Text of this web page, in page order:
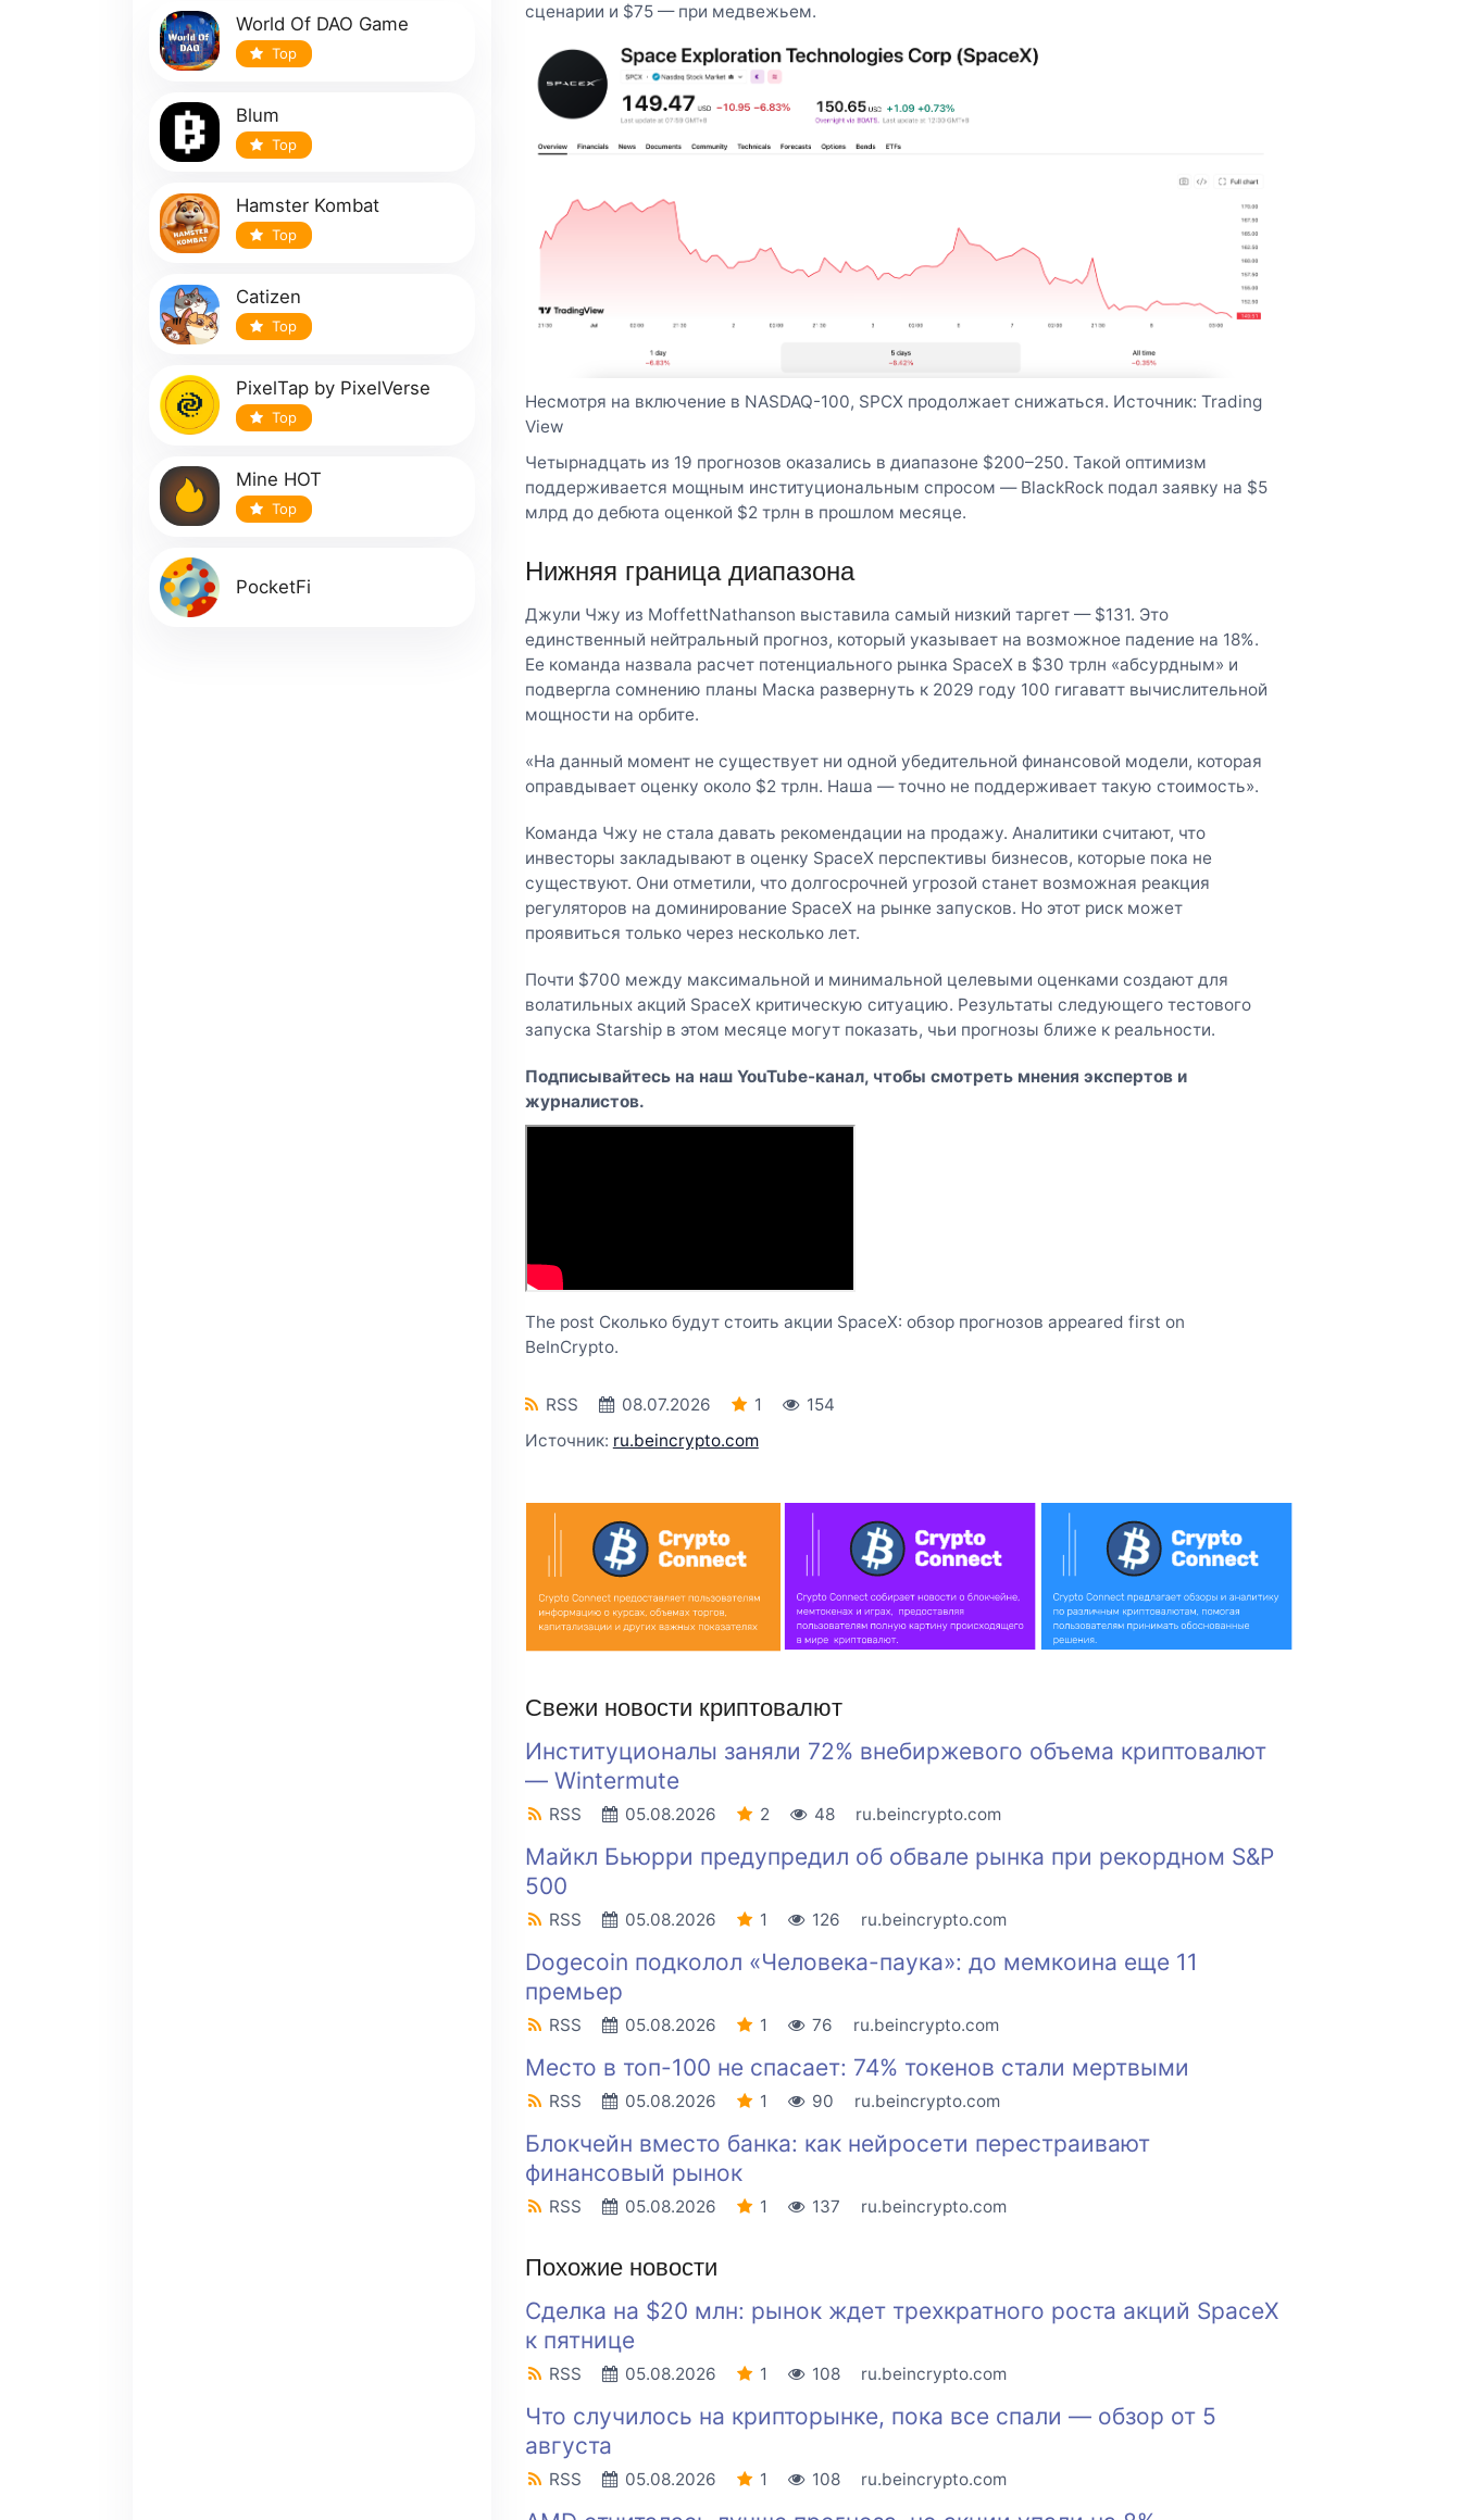
World Of DAO Game
Top
Blum
Top
Hamster Kombat
Top
Catizen
Top
PixelTap by PixelVerse
Top
Mine HOT
Top
PocketFi
сценарии и $75 — при медвежьем.
Несмотря на включение в NASDAQ-100, SPCX продолжает снижаться. Источник: Trading
View
Четырнадцать из 19 прогнозов оказались в диапазоне $200–250. Такой оптимизм
поддерживается мощным институциональным спросом — BlackRock подал заявку на $5
млрд до дебюта оценкой $2 трлн в прошлом месяце.
Нижняя граница диапазона
Джули Чжу из MoffettNathanson выставила самый низкий таргет — $131. Это
единственный нейтральный прогноз, который указывает на возможное падение на 18%.
Ее команда назвала расчет потенциального рынка SpaceX в $30 трлн «абсурдным» и
подвергла сомнению планы Маска развернуть к 2029 году 100 гигаватт вычислительной
мощности на орбите.
«На данный момент не существует ни одной убедительной финансовой модели, которая
оправдывает оценку около $2 трлн. Наша — точно не поддерживает такую стоимость».
Команда Чжу не стала давать рекомендации на продажу. Аналитики считают, что
инвесторы закладывают в оценку SpaceX перспективы бизнесов, которые пока не
существуют. Они отметили, что долгосрочней угрозой станет возможная реакция
регуляторов на доминирование SpaceX на рынке запусков. Но этот риск может
проявиться только через несколько лет.
Почти $700 между максимальной и минимальной целевыми оценками создают для
волатильных акций SpaceX критическую ситуацию. Результаты следующего тестового
запуска Starship в этом месяце могут показать, чьи прогнозы ближе к реальности.
Подписывайтесь на наш YouTube-канал, чтобы смотреть мнения экспертов и
журналистов.
The post Сколько будут стоить акции SpaceX: обзор прогнозов appeared first on
BeInCrypto.
RSS 08.07.2026 1
154
Источник: ru.beincrypto.com
Свежи новости криптовалют
Институционалы заняли 72% внебиржевого объема криптовалют
— Wintermute
RSS 05.08.2026 2 48 ru.beincrypto.com
Майкл Бьюрри предупредил об обвале рынка при рекордном S&P
500
RSS 05.08.2026 1 126 ru.beincrypto.com
Dogecoin подколол «Человека-паука»: до мемкоина еще 11
премьер
RSS 05.08.2026 1 76 ru.beincrypto.com
Место в топ-100 не спасает: 74% токенов стали мертвыми
RSS 05.08.2026 1 90 ru.beincrypto.com
Блокчейн вместо банка: как нейросети перестраивают
финансовый рынок
RSS 05.08.2026 1 137 ru.beincrypto.com
Похожие новости
Сделка на $20 млн: рынок ждет трехкратного роста акций SpaceX
к пятнице
RSS 05.08.2026 1 108 ru.beincrypto.com
Что случилось на крипторынке, пока все спали — обзор от 5
августа
RSS 05.08.2026 1 108 ru.beincrypto.com